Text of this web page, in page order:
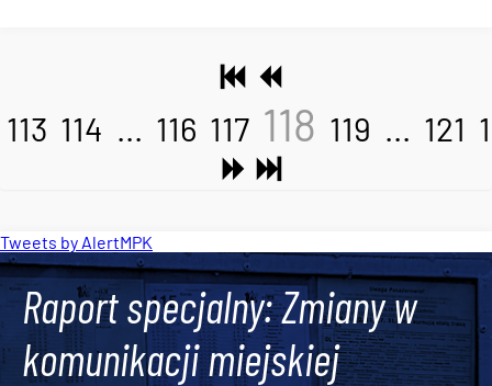
113 114 ... 116 117 118 119 ... 121
Tweets by AlertMPK
Raport specjalny: Zmiany w
komunikacji miejskiej